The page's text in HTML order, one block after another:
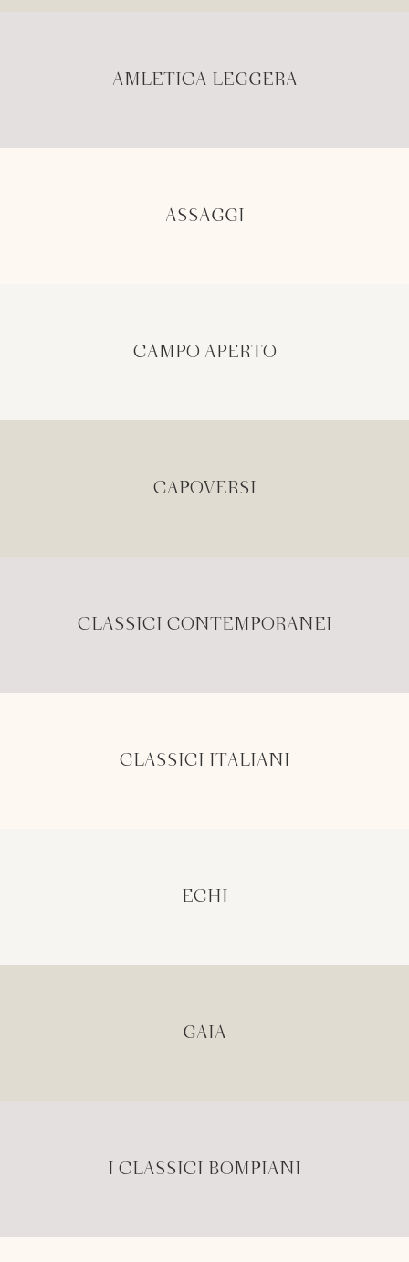
AMLETICA LEGGERA
ASSAGGI
CAMPO APERTO
CAPOVERSI
CLASSICI CONTEMPORANEI
CLASSICI ITALIANI
ECHI
GAIA
I CLASSICI BOMPIANI